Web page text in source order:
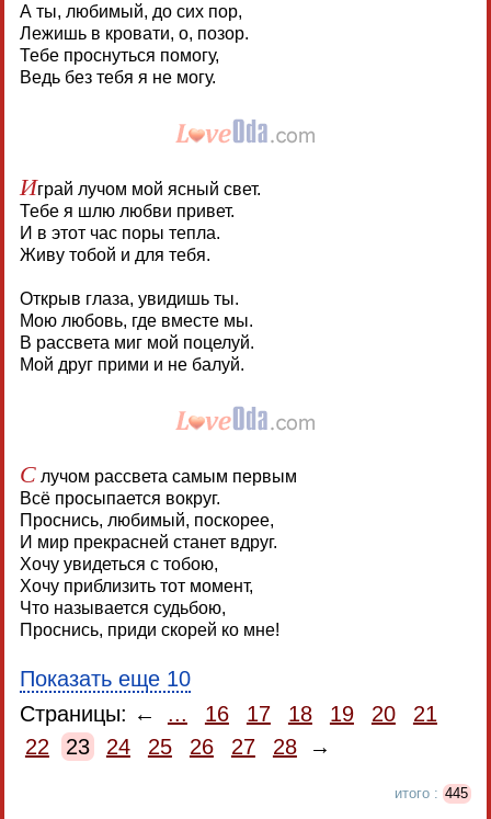
А ты, любимый, до сих пор,
Лежишь в кровати, о, позор.
Тебе проснуться помогу,
Ведь без тебя я не могу.
Играй лучом мой ясный свет.
Тебе я шлю любви привет.
И в этот час поры тепла.
Живу тобой и для тебя.
Открыв глаза, увидишь ты.
Мою любовь, где вместе мы.
В рассвета миг мой поцелуй.
Мой друг прими и не балуй.
Случом рассвета самым первым
Всё просыпается вокруг.
Проснись, любимый, поскорее,
И мир прекрасней станет вдруг.
Хочу увидеться с тобою,
Хочу приблизить тот момент,
Что называется судьбою,
Проснись, приди скорей ко мне!
Показать еще 10
Страницы: ←
... 16 17 18 19 20
21
22
23 24 25 26 27 28 →
итого : 445